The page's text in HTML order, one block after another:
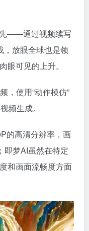
——通过视频续写
，放眼全球也是领
眼可见的上升。
，使用“动作模仿”
频生成。
的高清分辨率，画
即梦AI虽然在特定
和画面流畅度方面